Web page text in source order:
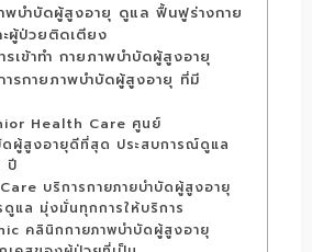
พบำบัดผู้สูงอายุ ดูแล ฟื้นฟูร่างกาย
ผู้ป่วยติดเตียง
รเข้าทำ กายภาพบำบัดผู้สูงอายุ
ารกายภาพบำบัดผู้สูงอายุ ที่มี
Health Care ศูนย์
ดผู้สูงอายุดีที่สุด ประสบการณ์ดูแล
ปี
บริการกายภายบำบัดผู้สูงอายุ
ดูแล มุ่งมั่นทุกการให้บริการ
คลินิกกายภาพบำบัดผู้สูงอายุ